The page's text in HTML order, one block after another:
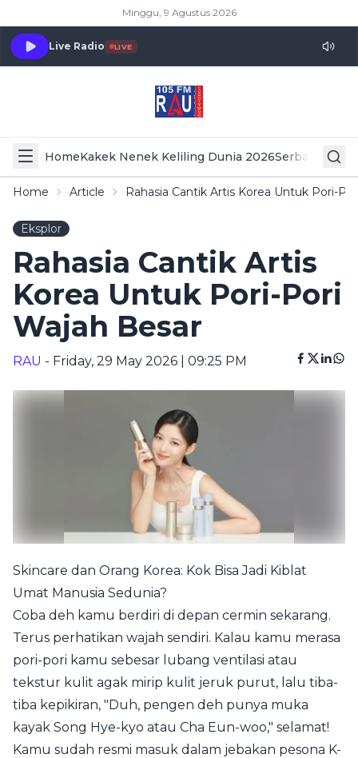
Minggu, 9 Agustus 2026
Live Radio LIVE
HomeKakek Nenek Keliling Dunia 2026Serba Serbi
Home Article Rahasia Cantik Artis Korea Untuk Pori-
Eksplor
Rahasia Cantik Artis
Korea Untuk Pori-Pori
Wajah Besar
RAU - Friday, 29 May 2026 | 09:25 PM
Skincare dan Orang Korea: Kok Bisa Jadi Kiblat
Umat Manusia Sedunia?
Coba deh kamu berdiri di depan cermin sekarang.
Terus perhatikan wajah sendiri. Kalau kamu merasa
pori-pori kamu sebesar lubang ventilasi atau
tekstur kulit agak mirip kulit jeruk purut, lalu tiba-
tiba kepikiran, "Duh, pengen deh punya muka
kayak Song Hye-kyo atau Cha Eun-woo," selamat!
Kamu sudah resmi masuk dalam jebakan pesona K-